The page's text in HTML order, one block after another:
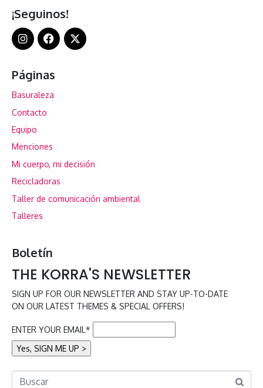
¡Seguinos!
Páginas
Basuraleza
Contacto
Equipo
Menciones
Mi cuerpo, mi decisión
Recicladoras
Taller de comunicación ambiental
Talleres
Boletín
THE KORRA'S NEWSLETTER
SIGN UP FOR OUR NEWSLETTER AND STAY UP-TO-DATE
ON OUR LATEST THEMES & SPECIAL OFFERS!
ENTER YOUR EMAIL*